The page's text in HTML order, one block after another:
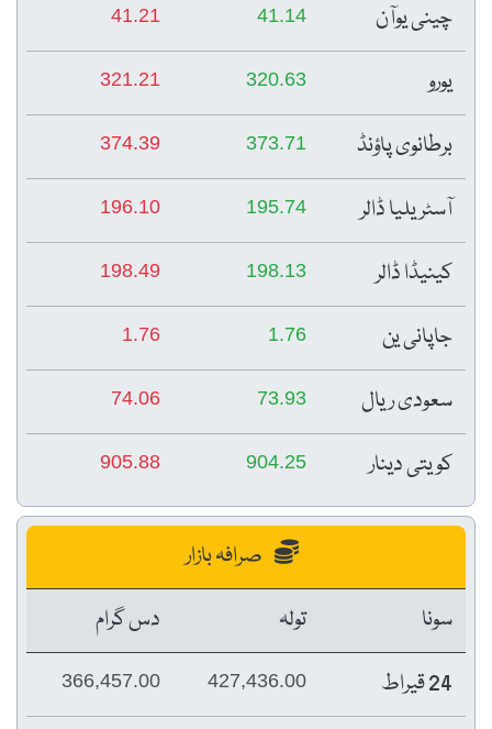
چینی یوآن
41.14
41.21
یورو 320.63
321.21
برطانوی پاؤنڈ 373.71
374.39
آسٹریلیا ڈالر 195.74
196.10
کینیڈا ڈالر 198.13
198.49
جاپانی ین 1.76
1.76
سعودی ریال 73.93
74.06
کویتی دینار 904.25
905.88
صرافہ بازار
سونا
تولہ
دس گرام
24 قیراط
427,436.00
366,457.00